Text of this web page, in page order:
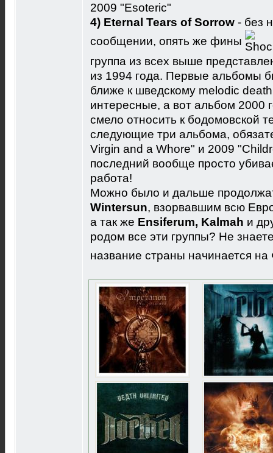
2009 "Esoteric"
4) Eternal Tears of Sorrow - без
сообщении, опять же фины
группа из всех выше
из 1994 года. Первые альбомы
ближе к шведскому melodic
интересные, а вот альбом 2000
смело относить к бодомовской
следующие три альбома,
Virgin and a Whore" и 2009
последний вообще просто
работа!
Можно было и дальше
Wintersun, взорвавшим всю
а так же Ensiferum, Kalmah и
родом все эти группы? Не
название страны начинается на